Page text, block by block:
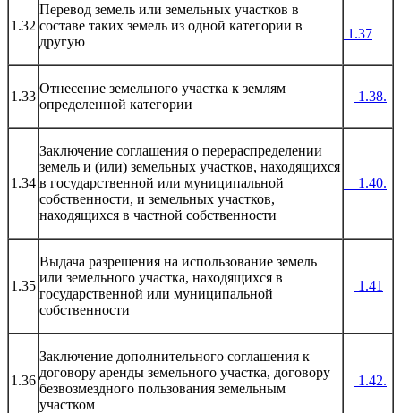
1.32
Перевод земель или земельных участков в
составе таких земель из одной категории в
другую
1.37
1.33
Отнесение земельного участка к землям
определенной категории
1.38.
1.34
Заключение соглашения о перераспределении
земель и (или) земельных участков, находящихся
в государственной или муниципальной
собственности, и земельных участков,
находящихся в частной собственности
1.40.
1.35
Выдача разрешения на использование земель
или земельного участка, находящихся в
государственной или муниципальной
собственности
1.41
1.36
Заключение дополнительного соглашения к
договору аренды земельного участка, договору
безвозмездного пользования земельным
участком
1.42.